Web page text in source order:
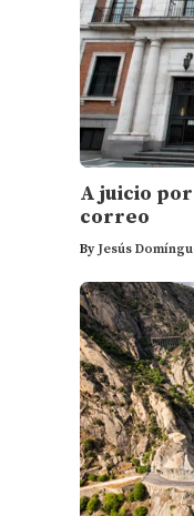
A juicio
correo
By Jesús